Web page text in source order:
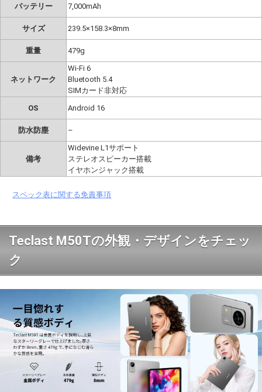
バッテリー 7,000mAh
サイズ 239.5×158.3×8mm
重量 479g
ネットワーク
Wi-Fi 6
Bluetooth 5.4
SIMカード非対応
OS
Android 16
防水防塵 –
備考
Widevine L1サポート
ステレオスピーカー搭載
イヤホンジャック搭載
スペック表に関する免責事項
Teclast M50Tの外観・デザインをチェッ
ク